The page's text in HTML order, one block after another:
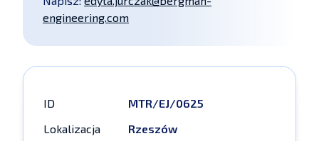
engineering.com
ID
MTR/EJ/0625
Lokalizacja
Rzeszów